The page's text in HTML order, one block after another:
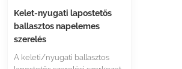
Kelet-nyugati lapostetős
ballasztos napelemes
szerelés
A keleti/nyugati ballasztos